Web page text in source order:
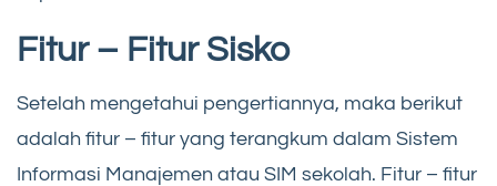
Fitur – Fitur Sisko
Setelah mengetahui pengertiannya, maka berikut
adalah fitur – fitur yang terangkum dalam Sistem
Informasi Manajemen atau SIM sekolah. Fitur – fitur